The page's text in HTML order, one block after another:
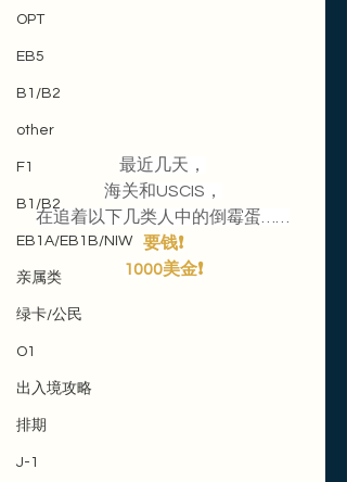
OPT
EB5
B1/B2
other
F1
B1/B2
EB1A/EB1B/NIW
亲属类
绿卡/公民
O1
出入境攻略
排期
J-1
最近几天，
海关和USCIS，
在追着以下几类人中的倒霉蛋……
要钱❗️
1000美金❗️